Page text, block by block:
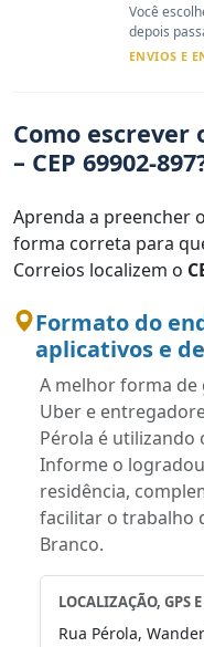
Você
depois
ENVIOS E
Como escrever
– CEP 69902-
Aprenda a preencher
forma correta para
Correios localizem o
Formato do
aplicativos e
A melhor forma
Uber e
Pérola é utilizando
Informe o
residência,
facilitar o trabalho
Branco.
LOCALIZAÇÃO, GPS
Rua Pérola,